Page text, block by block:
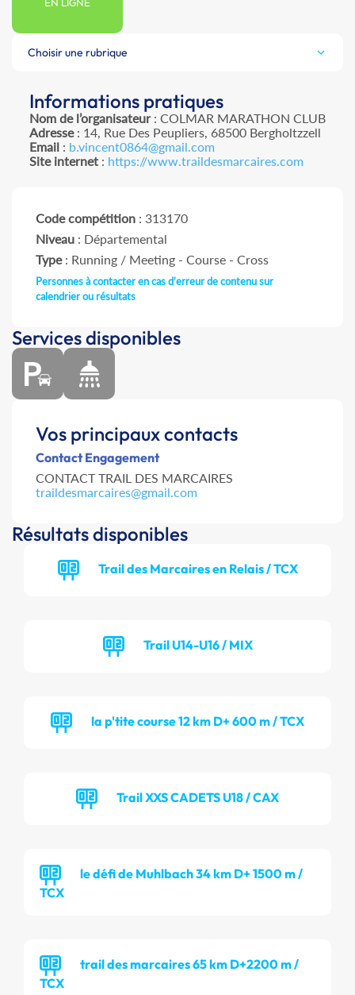
EN LIGNE
Choisir une rubrique
Informations pratiques
Nom de l’organisateur: COLMAR MARATHON CLUB
Adresse: 14, Rue Des Peupliers, 68500 Bergholtzzell
Email : b.vincent0864@gmail.com
Site internet : https://www.traildesmarcaires.com
Code compétition : 313170
Niveau : Départemental
Type: Running / Meeting - Course - Cross
Personnes à contacter en cas d'erreur de contenu sur
calendrier ou résultats
Services disponibles
Vos principaux contacts
Contact Engagement
CONTACT TRAIL DES MARCAIRES
traildesmarcaires@gmail.com
Résultats disponibles
Trail des Marcaires en Relais / TCX
Trail U14-U16 / MIX
la p'tite course 12 km D+ 600 m / TCX
Trail XXS CADETS U18 / CAX
le défi de Muhlbach 34 km D+ 1500 m /
TCX
trail des marcaires 65 km D+2200 m /
TCX